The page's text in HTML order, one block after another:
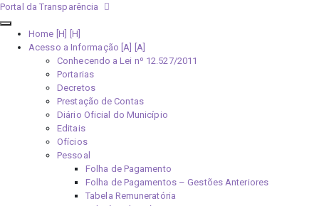
Portal da Transparência
Home [H]
Acesso a Informação [A]
Conhecendo a Lei nº 12.527/2011
Portarias
Decretos
Prestação de Contas
Diário Oficial do Município
Editais
Ofícios
Pessoal
Folha de Pagamento
Folha de Pagamentos – Gestões Anteriores
Tabela Remuneratória